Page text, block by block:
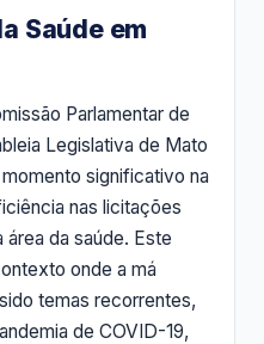
Saúde em
Parlamentar de
Legislativa de Mato
significativo na
nas licitações
da saúde. Este
onde a má
temas recorrentes,
de COVID-19,